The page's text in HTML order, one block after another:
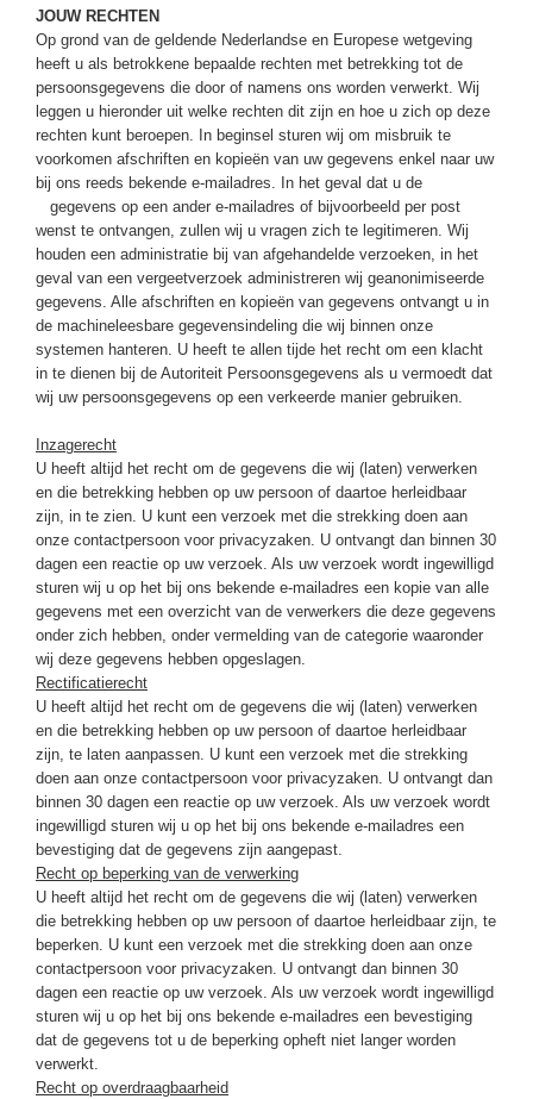
JOUW RECHTEN
Op grond van de geldende Nederlandse en Europese wetgeving
heeft u als betrokkene bepaalde rechten met betrekking tot de
persoonsgegevens die door of namens ons worden verwerkt. Wij
leggen u hieronder uit welke rechten dit zijn en hoe u zich op deze
rechten kunt beroepen. In beginsel sturen wij om misbruik te
voorkomen afschriften en kopieën van uw gegevens enkel naar uw
bij ons reeds bekende e-mailadres. In het geval dat u de
gegevens op een ander e-mailadres of bijvoorbeeld per post
wenst te ontvangen, zullen wij u vragen zich te legitimeren. Wij
houden een administratie bij van afgehandelde verzoeken, in het
geval van een vergeetverzoek administreren wij geanonimiseerde
gegevens. Alle afschriften en kopieën van gegevens ontvangt u in
de machineleesbare gegevensindeling die wij binnen onze
systemen hanteren. U heeft te allen tijde het recht om een klacht
in te dienen bij de Autoriteit Persoonsgegevens als u vermoedt dat
wij uw persoonsgegevens op een verkeerde manier gebruiken.
Inzagerecht
U heeft altijd het recht om de gegevens die wij (laten) verwerken
en die betrekking hebben op uw persoon of daartoe herleidbaar
zijn, in te zien. U kunt een verzoek met die strekking doen aan
onze contactpersoon voor privacyzaken. U ontvangt dan binnen 30
dagen een reactie op uw verzoek. Als uw verzoek wordt ingewilligd
sturen wij u op het bij ons bekende e-mailadres een kopie van alle
gegevens met een overzicht van de verwerkers die deze gegevens
onder zich hebben, onder vermelding van de categorie waaronder
wij deze gegevens hebben opgeslagen.
Rectificatierecht
U heeft altijd het recht om de gegevens die wij (laten) verwerken
en die betrekking hebben op uw persoon of daartoe herleidbaar
zijn, te laten aanpassen. U kunt een verzoek met die strekking
doen aan onze contactpersoon voor privacyzaken. U ontvangt dan
binnen 30 dagen een reactie op uw verzoek. Als uw verzoek wordt
ingewilligd sturen wij u op het bij ons bekende e-mailadres een
bevestiging dat de gegevens zijn aangepast.
Recht op beperking van de verwerking
U heeft altijd het recht om de gegevens die wij (laten) verwerken
die betrekking hebben op uw persoon of daartoe herleidbaar zijn, te
beperken. U kunt een verzoek met die strekking doen aan onze
contactpersoon voor privacyzaken. U ontvangt dan binnen 30
dagen een reactie op uw verzoek. Als uw verzoek wordt ingewilligd
sturen wij u op het bij ons bekende e-mailadres een bevestiging
dat de gegevens tot u de beperking opheft niet langer worden
verwerkt.
Recht op overdraagbaarheid